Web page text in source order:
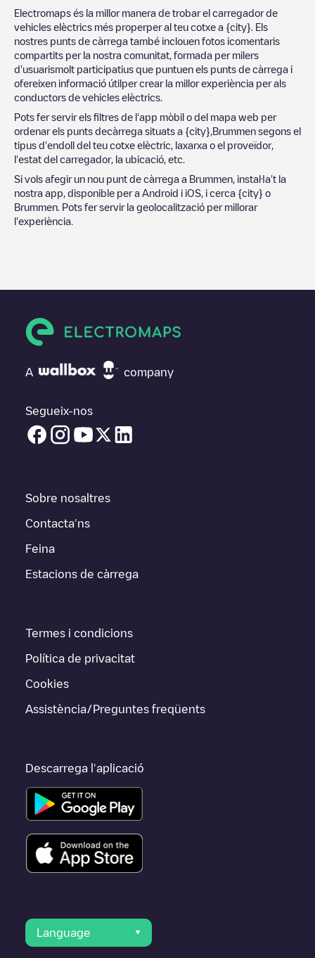
Electromaps és la millor manera de trobar el carregador de
vehicles elèctrics més properper al teu cotxe a {city} . Els
nostres punts de càrrega també inclouen fotos icomentaris
compartits per la nostra comunitat, formada per milers
d'usuarismolt participatius que puntuen els punts de càrrega i
ofereixen informació útilper crear la millor experiència per als
conductors de vehicles elèctrics.
Pots fer servir els filtres de l'app mòbil o del mapa web per
ordenar els punts decàrrega situats a {city} Brummen segons el
tipus d'endoll del teu cotxe elèctric, laxarxa o el proveïdor,
l'estat del carregador, la ubicació, etc.
Si vols afegir un nou punt de càrrega a Brummen , instal·la't la
nostra app, disponible per a Android i iOS, i cerca {city} o
Brummen . Pots fer servir la geolocalització per millorar
l'experiència.
A company
Segueix-nos
Sobre nosaltres
Contacta'ns
Feina
Estacions de càrrega
Termes i condicions
Política de privacitat
Cookies
Assistència/Preguntes freqüents
Descarrega l'aplicació
Language